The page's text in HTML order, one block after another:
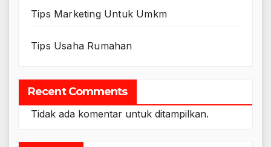
Tips Marketing Untuk Umkm
Tips Usaha Rumahan
Recent Comments
Tidak ada komentar untuk ditampilkan.